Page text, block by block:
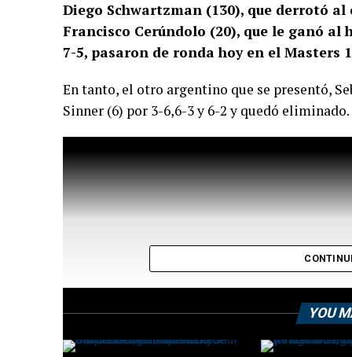
Diego Schwartzman (130), que derrotó al
Francisco Cerúndolo (20), que le ganó al
7-5, pasaron de ronda hoy en el Masters
En tanto, el otro argentino que se presentó,
Sinner (6) por 3-6,6-3 y 6-2 y quedó eliminado.
YOU